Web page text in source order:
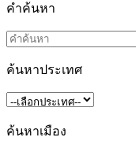
คำค้นหา
ค้นหาประเทศ
ค้นหาเมือง